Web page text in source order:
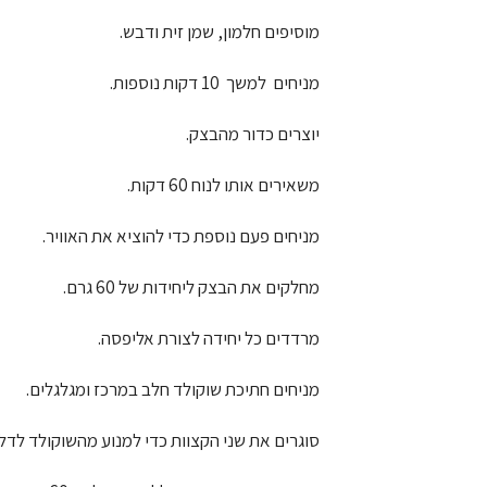
מוסיפים חלמון, שמן זית ודבש.
מניחים למשך 10 דקות נוספות.
יוצרים כדור מהבצק.
משאירים אותו לנוח 60 דקות.
מניחים פעם נוספת כדי להוציא את האוויר.
מחלקים את הבצק ליחידות של 60 גרם.
מרדדים כל יחידה לצורת אליפסה.
מניחים חתיכת שוקולד חלב במרכז ומגלגלים.
סוגרים את שני הקצוות כדי למנוע מהשוקולד